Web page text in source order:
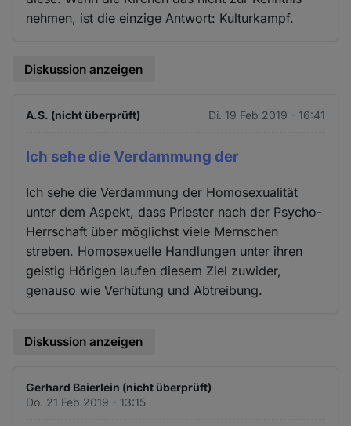
nehmen, ist die einzige Antwort: Kulturkampf.
Diskussion anzeigen
A.S. (nicht überprüft) Di. 19 Feb 2019 - 16:41
Ich sehe die Verdammung der
Ich sehe die Verdammung der Homosexualität
unter dem Aspekt, dass Priester nach der Psycho-
Herrschaft über möglichst viele Mernschen
streben. Homosexuelle Handlungen unter ihren
geistig Hörigen laufen diesem Ziel zuwider,
genauso wie Verhütung und Abtreibung.
Diskussion anzeigen
Gerhard Baierlein (nicht überprüft)
Do. 21 Feb 2019 - 13:15